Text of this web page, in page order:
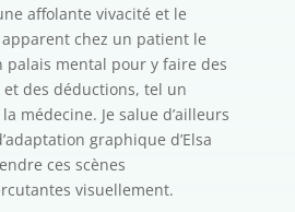
affolante vivacité et le
chez un patient le
palais mental pour y faire des
et des déductions, tel un
médecine. Je salue d’ailleurs
graphique d’Elsa
ces scènes
visuellement.